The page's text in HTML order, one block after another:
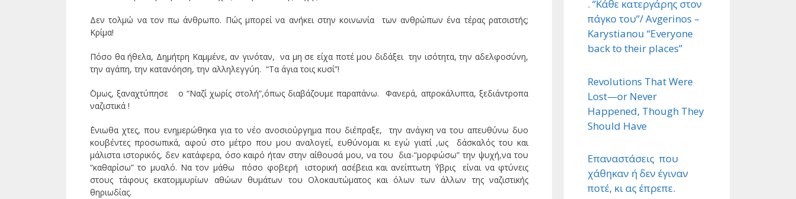
Δεν τολμώ να τον πω άνθρωπο. Πώς μπορεί να ανήκει στην κοινωνία των ανθρώπων ένα τέρας ρατσιστής;
Κρίμα!
Πόσο θα ήθελα, Δημήτρη Καμμένε, αν γινόταν, να μη σε είχα ποτέ μου διδάξει την ισότητα, την αδελφοσύνη,
την αγάπη, την κατανόηση, την αλληλεγγύη. “Τα άγια τοις κυσί”!
΄Ομως, ξαναχτύπησε ο “Ναζί χωρίς στολή”,όπως διαβάζουμε παραπάνω. Φανερά, απροκάλυπτα, ξεδιάντροπα
ναζιστικά !
΄Ενιωθα χτες, που ενημερώθηκα για το νέο ανοσιούργημα που διέπραξε, την ανάγκη να του απευθύνω δυο
κουβέντες προσωπικά, αφού στο μέτρο που μου αναλογεί, ευθύνομαι κι εγώ γιατί ,ως δάσκαλός του και
μάλιστα ιστορικός, δεν κατάφερα, όσο καιρό ήταν στην αίθουσά μου, να του δια-“μορφώσω” την ψυχή,να του
“καθαρίσω” το μυαλό. Να τον μάθω πόσο φοβερή ιστορική ασέβεια και ανείπτωτη ΄Υβρις είναι να φτύνεις
στους τάφους εκατομμυρίων αθώων θυμάτων του Ολοκαυτώματος και όλων των άλλων της ναζιστικής
θηριωδίας.
. “Κάθε κατεργάρης στον
πάγκο του”/ Avgerinos –
Karystianou “Εveryone
back to their places”
Revolutions That Were
Lost—or Never
Happened, Though They
Should Have
Επαναστάσεις που
χάθηκαν ή δεν έγιναν
ποτέ, κι ας έπρεπε.